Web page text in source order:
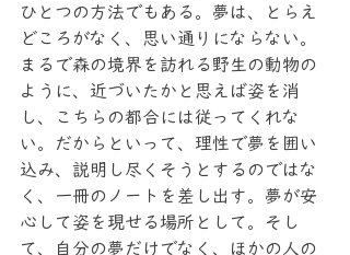
ひとつの方法でもある。夢は、とらえ
どころがなく、思い通りにならない。
まるで森の境界を訪れる野生の動物の
ように、近づいたかと思えば姿を消
し、こちらの都合には従ってくれな
い。だからといって、理性で夢を囲い
込み、説明し尽くそうとするのではな
く、一冊のノートを差し出す。夢が安
心して姿を現せる場所として。そし
て、自分の夢だけでなく、ほかの人の